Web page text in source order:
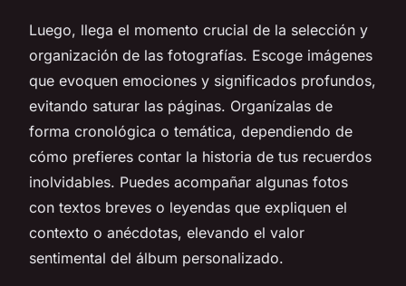
Luego, llega el momento crucial de la selección y
organización de las fotografías. Escoge imágenes
que evoquen emociones y significados profundos,
evitando saturar las páginas. Organízalas de
forma cronológica o temática, dependiendo de
cómo prefieres contar la historia de tus recuerdos
inolvidables. Puedes acompañar algunas fotos
con textos breves o leyendas que expliquen el
contexto o anécdotas, elevando el valor
sentimental del álbum personalizado.